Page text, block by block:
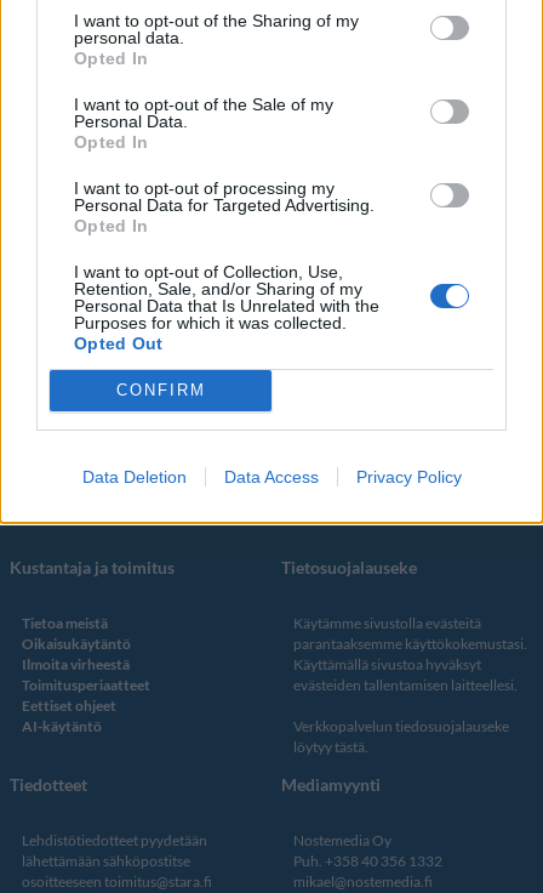
I want to opt-out of the Sharing of my
personal data.
Opted In
I want to opt-out of the Sale of my
Personal Data.
Opted In
I want to opt-out of processing my
Personal Data for Targeted Advertising.
Opted In
I want to opt-out of Collection, Use,
Retention, Sale, and/or Sharing of my
Personal Data that Is Unrelated with the
Purposes for which it was collected.
Opted Out
CONFIRM
Data Deletion Data Access Privacy Policy
Lähetä uutisvinkki
Mediatiedot
Tyyliniekka
Lifestyle
Matkailu
Koti & Asuminen
Viihdeuutiset
StaraTV
Pelit
Elokuvat
Some
Facebook
Kustantaja ja toimitus
Tietoa meistä
Oikaisukäytäntö
Ilmoita virheestä
Toimitusperiaatteet
Eettiset ohjeet
AI-käytäntö
Tietosuojalauseke
Käytämme sivustolla evästeitä
parantaaksemme käyttökokemustasi.
Käyttämällä sivustoa hyväksyt
evästeiden tallentamisen laitteellesi.
Verkkopalvelun tiedosuojalauseke
löytyy tästä
Tiedotteet
Lehdistötiedotteet pyydetään
lähettämään sähköpostitse
osoitteeseen toimitus@stara.fi
Mediamyynti
Nostemedia Oy
Puh. +358 40 356 1332
mikael@nostemedia.fi